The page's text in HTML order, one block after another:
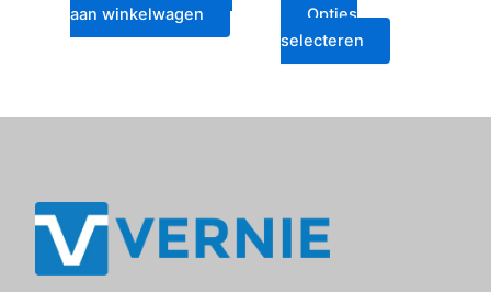
aan winkelwagen
Opties
selecteren